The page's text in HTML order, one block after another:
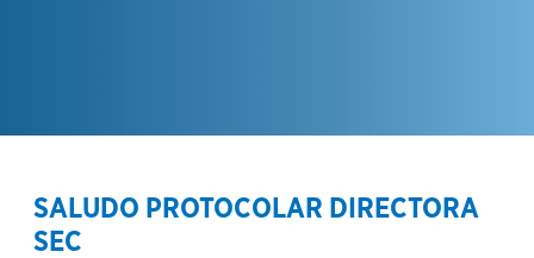
SALUDO PROTOCOLAR DIRECTORA
SEC